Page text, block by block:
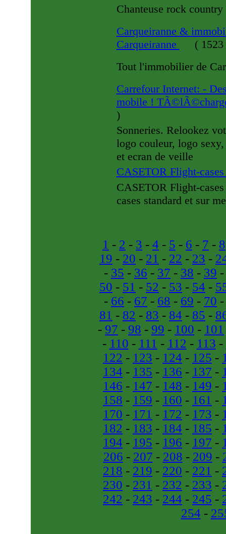
Chanteuse rock
Carqueiranne &
Carqueiranne
(1523
Tout l'immobilier de
Carrefour Internet: -
mobile !
)
Sonneries. Relookez
logo couleur, logo
et ecran de veille
CASETOR Flight-
CASETOR Flight-
cases standard et sur
1 - 2 - 3 - 4 - 5 - 6 - 7 - 8
19 - 20 - 21 - 22 - 23 -
- 35 - 36 - 37 - 38 - 39
50 - 51 - 52 - 53 - 54 -
- 66 - 67 - 68 - 69 - 70
81 - 82 - 83 - 84 - 85 -
- 97 - 98 - 99 - 100 - 101
- 110 - 111 - 112 - 113 -
122 - 123 - 124 - 125 -
134 - 135 - 136 - 137 -
146 - 147 - 148 - 149 -
158 - 159 - 160 - 161 -
170 - 171 - 172 - 173 -
182 - 183 - 184 - 185 -
194 - 195 - 196 - 197 -
206 - 207 - 208 - 209 -
218 - 219 - 220 - 221 -
230 - 231 - 232 - 233 -
242 - 243 - 244 - 245 -
254 -